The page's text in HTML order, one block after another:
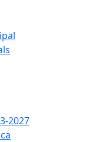
2027